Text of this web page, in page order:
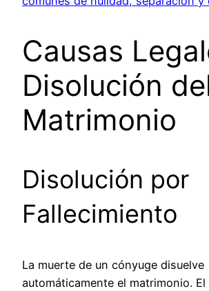
Causas
Disolución
Matrimonio
Disolución por
Fallecimiento
La muerte de un cónyuge disuelve
automáticamente el matrimonio.